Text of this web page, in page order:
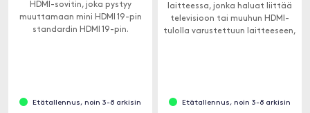
HDMI-sovitin, joka pystyy
muuttamaan mini HDMI 19-pin
standardin HDMI 19-pin.
Etätallennus, noin 3-8 arkisin
laitteessa, jonka haluat liittää
televisioon tai muuhun HDMI-
tulolla varustettuun laitteeseen,
Etätallennus, noin 3-8 arkisin